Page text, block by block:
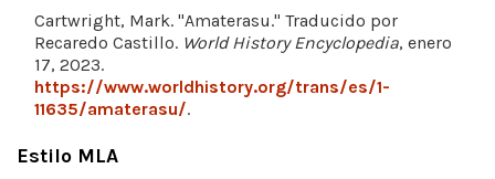
Cartwright, Mark. "Amaterasu." Traducido por
Recaredo Castillo. World History Encyclopedia, enero
17, 2023.
https://www.worldhistory.org/trans/es/1-
11635/amaterasu/.
Estilo MLA